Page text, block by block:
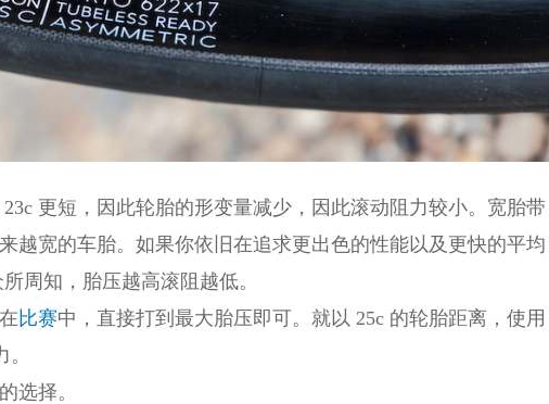
更短，因此轮胎的形变量减少，因此滚动阻力较小。宽胎带
越宽的车胎。如果你依旧在追求更出色的性能以及更快的平均
周知，胎压越高滚阻越低。
比赛中，直接打到最大胎压即可。就以 25c 的轮胎距离，使用
选择。